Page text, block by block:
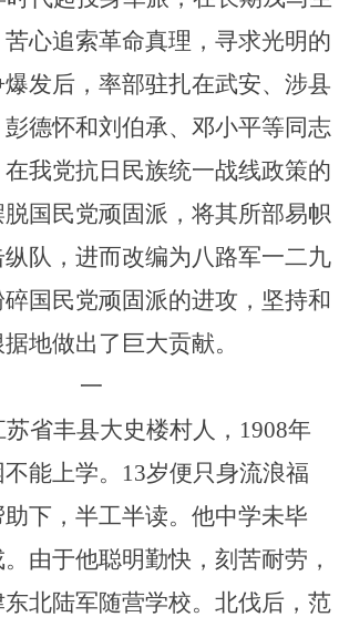
心追索革命真理，寻求光明的
发后，率部驻扎在武安、涉县
德怀和刘伯承、邓小平等同志
我党抗日民族统一战线政策的
国民党顽固派，将其所部易帜
队，进而改编为八路军一二九
国民党顽固派的进攻，坚持和
地做出了巨大贡献。
一
省丰县大史楼村人，1908年
能上学。13岁便只身流浪福
下，半工半读。他中学未毕
由于他聪明勤快，刻苦耐劳，
北陆军随营学校。北伐后，范